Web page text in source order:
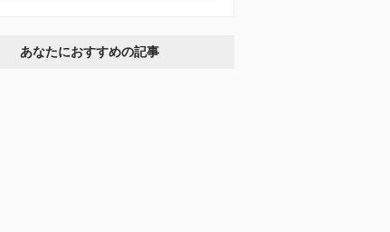
あなたにおすすめの記事